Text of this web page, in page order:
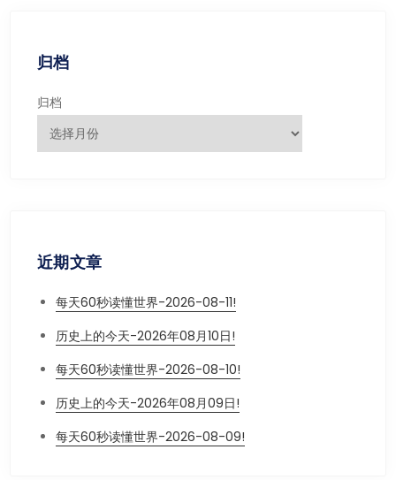
归档
归档
近期文章
每天60秒读懂世界-2026-08-11!
历史上的今天-2026年08月10日!
每天60秒读懂世界-2026-08-10!
历史上的今天-2026年08月09日!
每天60秒读懂世界-2026-08-09!